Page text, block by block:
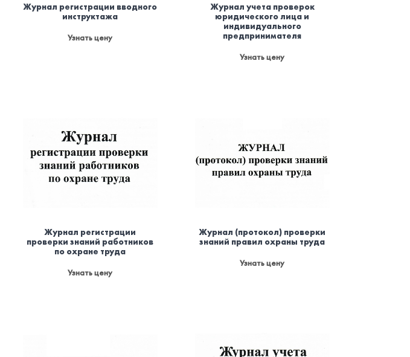
Журнал регистрации вводного
инструктажа
Узнать цену
Журнал учета проверок
юридического лица и
индивидуального
предпринимателя
Узнать цену
Журнал регистрации
проверки знаний работников
по охране труда
Узнать цену
Журнал (протокол) проверки
знаний правил охраны труда
Узнать цену